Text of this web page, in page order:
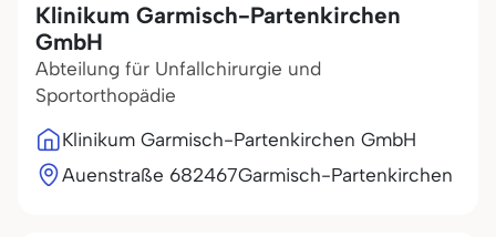
Klinikum Garmisch-Partenkirchen
GmbH
Abteilung für Unfallchirurgie und
Sportorthopädie
Klinikum Garmisch-Partenkirchen GmbH
Auenstraße 682467Garmisch-Partenkirchen